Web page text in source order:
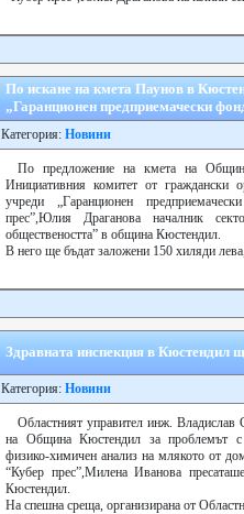
По искане на кмета Паунов в
„Гаранционен предприемачески
Категория: Новини
По предложение на кмета на
Инициативния комитет от граждански
учреди „Гаранционен
прес”,Юлия Драганова началник
обществеността” в община Кюстендил.
В него ще бъдат заложени 150 хиляди
Здравната инспекция в Кюстендил
Категория: Новини
Областният управител инж. Владислав
на Община Кюстендил за проблемът с
физико-химичен анализ на млякото от
“Кубер прес”,Милена Иванова
Кюстендил.
На спешна среща, организирана от